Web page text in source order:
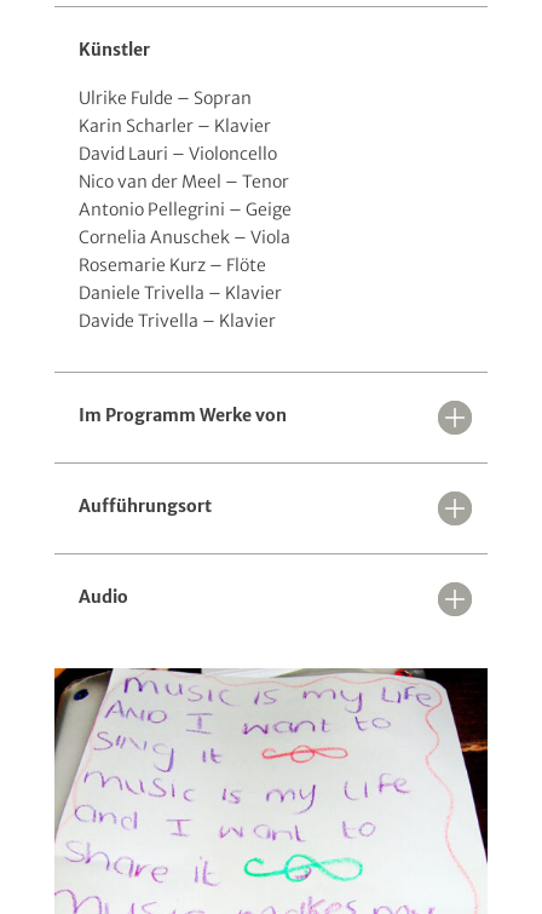
Künstler
Ulrike Fulde – Sopran
Karin Scharler – Klavier
David Lauri – Violoncello
Nico van der Meel – Tenor
Antonio Pellegrini – Geige
Cornelia Anuschek – Viola
Rosemarie Kurz – Flöte
Daniele Trivella – Klavier
Davide Trivella – Klavier
Im Programm Werke von
Aufführungsort
Audio